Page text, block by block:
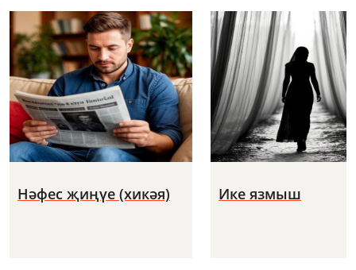
Нәфес җиңүе (хикәя) Ике язмыш